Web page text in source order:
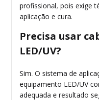
profissional, pois exige
aplicação e cura.
Precisa usar
LED/UV?
Sim. O sistema de
equipamento LED/UV
adequada e resultado